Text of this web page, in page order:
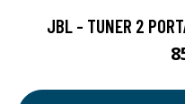
JBL - TUNER 2